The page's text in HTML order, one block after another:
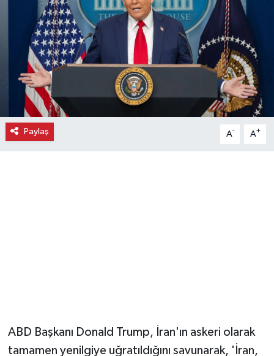
Paylaş A- A+
ABD Başkanı Donald Trump, İran'ın askeri olarak
tamamen yenilgiye uğratıldığını savunarak, 'İran,
Gündem
Gurme
Haber
İlçe Haberleri
Siyaset